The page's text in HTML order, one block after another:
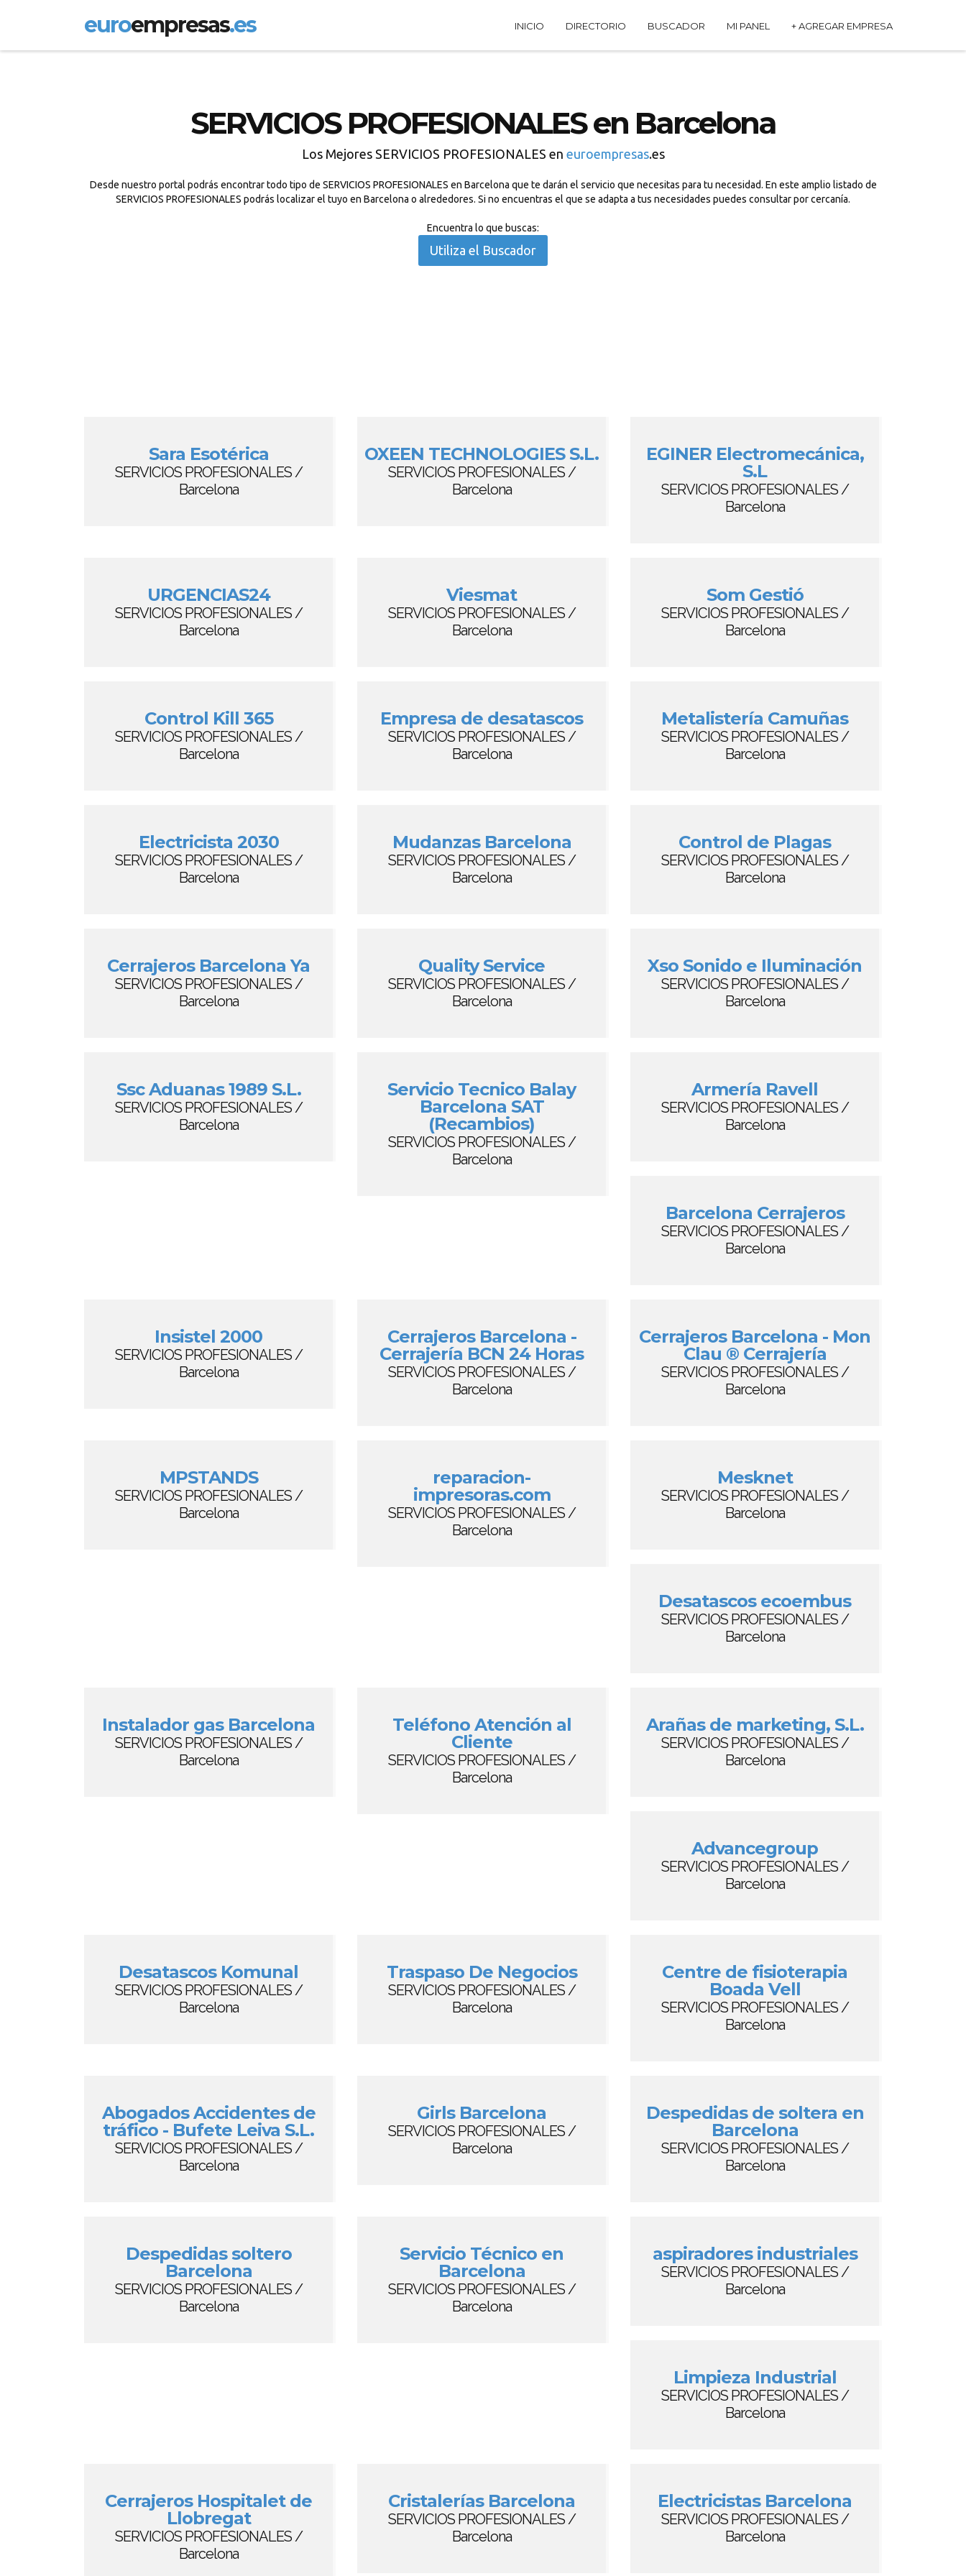
euroempresas.es INICIO DIRECTORIO BUSCADOR MI PANEL + AGREGAR EMPRESA
SERVICIOS PROFESIONALES en Barcelona
Los Mejores SERVICIOS PROFESIONALES en euroempresas.es
Desde nuestro portal podrás encontrar todo tipo de SERVICIOS PROFESIONALES en Barcelona que te darán el servicio que necesitas para tu necesidad. En este amplio listado de
SERVICIOS PROFESIONALES podrás localizar el tuyo en Barcelona o alrededores. Si no encuentras el que se adapta a tus necesidades puedes consultar por cercanía.
Encuentra lo que buscas:
Utiliza el Buscador
Sara Esotérica
SERVICIOS PROFESIONALES /
Barcelona
OXEEN TECHNOLOGIES S.L.
SERVICIOS PROFESIONALES /
Barcelona
EGINER Electromecánica,
S.L
SERVICIOS PROFESIONALES /
Barcelona
URGENCIAS24
SERVICIOS PROFESIONALES /
Barcelona
Viesmat
SERVICIOS PROFESIONALES /
Barcelona
Som Gestió
SERVICIOS PROFESIONALES /
Barcelona
Control Kill 365
SERVICIOS PROFESIONALES /
Barcelona
Empresa de desatascos
SERVICIOS PROFESIONALES /
Barcelona
Metalistería Camuñas
SERVICIOS PROFESIONALES /
Barcelona
Electricista 2030
SERVICIOS PROFESIONALES /
Barcelona
Mudanzas Barcelona
SERVICIOS PROFESIONALES /
Barcelona
Control de Plagas
SERVICIOS PROFESIONALES /
Barcelona
Cerrajeros Barcelona Ya
SERVICIOS PROFESIONALES /
Barcelona
Quality Service
SERVICIOS PROFESIONALES /
Barcelona
Xso Sonido e Iluminación
SERVICIOS PROFESIONALES /
Barcelona
Ssc Aduanas 1989 S.L.
SERVICIOS PROFESIONALES /
Barcelona
Servicio Tecnico Balay
Barcelona SAT
(Recambios)
SERVICIOS PROFESIONALES /
Barcelona
Armería Ravell
SERVICIOS PROFESIONALES /
Barcelona
Barcelona Cerrajeros
SERVICIOS PROFESIONALES /
Barcelona
Insistel 2000
SERVICIOS PROFESIONALES /
Barcelona
Cerrajeros Barcelona -
Cerrajería BCN 24 Horas
SERVICIOS PROFESIONALES /
Barcelona
Cerrajeros Barcelona - Mon
Clau ® Cerrajería
SERVICIOS PROFESIONALES /
Barcelona
MPSTANDS
SERVICIOS PROFESIONALES /
Barcelona
reparacion-
impresoras.com
SERVICIOS PROFESIONALES /
Barcelona
Mesknet
SERVICIOS PROFESIONALES /
Barcelona
Desatascos ecoembus
SERVICIOS PROFESIONALES /
Barcelona
Instalador gas Barcelona
SERVICIOS PROFESIONALES /
Barcelona
Teléfono Atención al
Cliente
SERVICIOS PROFESIONALES /
Barcelona
Arañas de marketing, S.L.
SERVICIOS PROFESIONALES /
Barcelona
Advancegroup
SERVICIOS PROFESIONALES /
Barcelona
Desatascos Komunal
SERVICIOS PROFESIONALES /
Barcelona
Traspaso De Negocios
SERVICIOS PROFESIONALES /
Barcelona
Centre de fisioterapia
Boada Vell
SERVICIOS PROFESIONALES /
Barcelona
Abogados Accidentes de
tráfico - Bufete Leiva S.L.
SERVICIOS PROFESIONALES /
Barcelona
Girls Barcelona
SERVICIOS PROFESIONALES /
Barcelona
Despedidas de soltera en
Barcelona
SERVICIOS PROFESIONALES /
Barcelona
Despedidas soltero
Barcelona
SERVICIOS PROFESIONALES /
Barcelona
Servicio Técnico en
Barcelona
SERVICIOS PROFESIONALES /
Barcelona
aspiradores industriales
SERVICIOS PROFESIONALES /
Barcelona
Limpieza Industrial
SERVICIOS PROFESIONALES /
Barcelona
Cerrajeros Hospitalet de
Llobregat
SERVICIOS PROFESIONALES /
Barcelona
Cristalerías Barcelona
SERVICIOS PROFESIONALES /
Barcelona
Electricistas Barcelona
SERVICIOS PROFESIONALES /
Barcelona